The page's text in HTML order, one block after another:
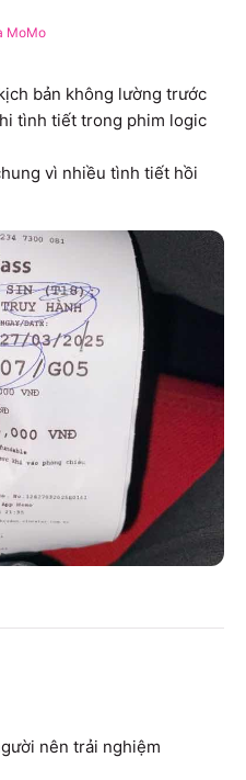
MoMo
bản không lường trước
tình tiết trong phim logic
vì nhiều tình tiết hồi
nên trải nghiệm